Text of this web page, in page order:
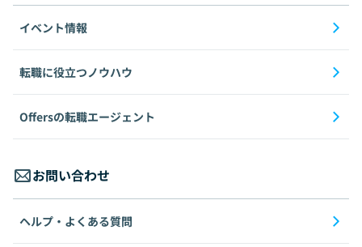
イベント情報
転職に役立つノウハウ
Offersの転職エージェント
お問い合わせ
ヘルプ・よくある質問